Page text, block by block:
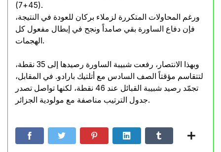
(45+7).
ورغم المحاولات المتكررة لزملاء بركان للعودة في النتيجة،
فإن دفاع الساورة بقي صامداً ونجح في إبطال مفعول كل
الهجمات.
وبهذا الانتصار، رفعت شبيبة الساورة رصيدها إلى 35 نقطة،
لتتقاسم مؤقتاً الصف السادس مع أتلتيك بارادو. في المقابل،
تجمّد رصيد شبيبة القبائل عند 46 نقطة، لكنها تواصل تصدر
جدول الترتيب مناصفة مع مولودية الجزائر.